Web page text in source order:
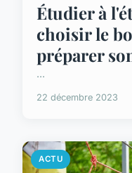
Étudier à
choisir le
préparer
...
22 décembre 2023
ACTU